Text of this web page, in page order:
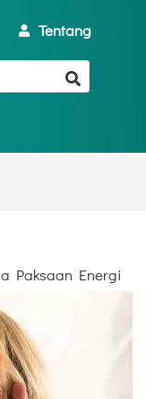
Tentang
Paksaan Energi